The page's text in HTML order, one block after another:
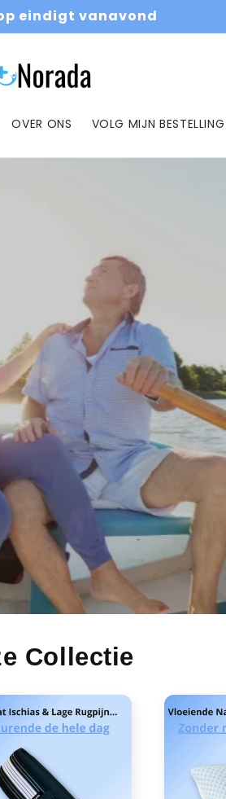
eindigt vanavond
OVER ONS VOLG MIJN BESTELLING
Collectie